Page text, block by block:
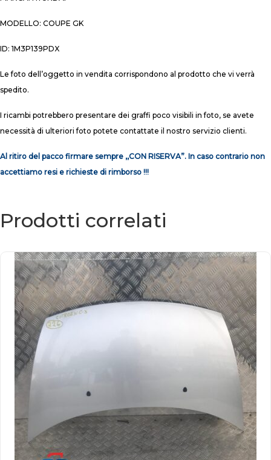
MODELLO: COUPE GK
ID: 1M3P139PDX
Le foto dell’oggetto in vendita corrispondono al prodotto che vi verrà
spedito.
I ricambi potrebbero presentare dei graffi poco visibili in foto, se avete
necessità di ulteriori foto potete contattate il nostro servizio clienti.
Al ritiro del pacco firmare sempre ,,CON RISERVA”. In caso contrario non
accettiamo resi e richieste di rimborso !!!
Prodotti correlati